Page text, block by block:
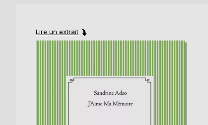
Lire un extrait
beginning